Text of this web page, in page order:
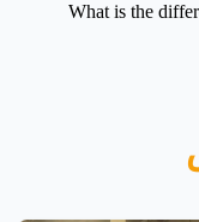
What is the